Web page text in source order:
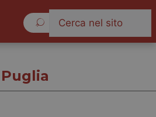
Puglia